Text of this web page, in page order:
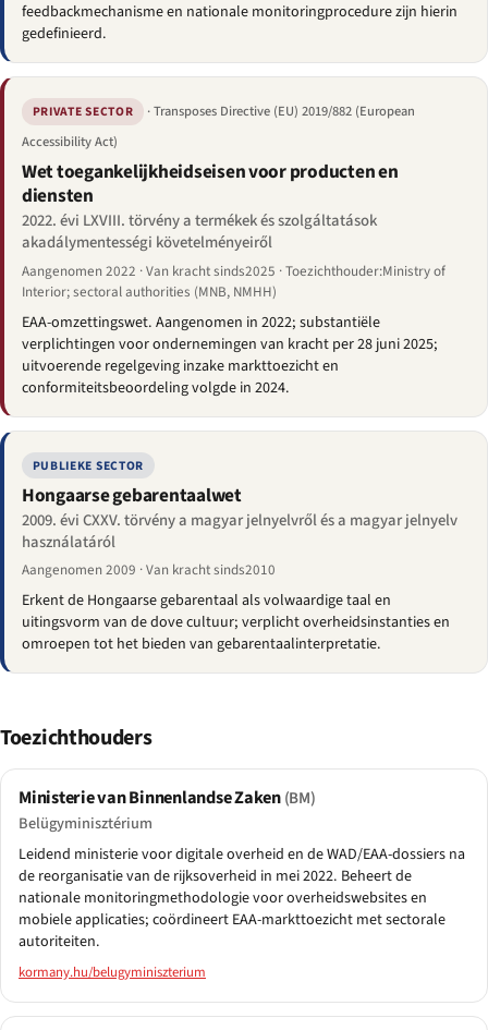
feedbackmechanisme en nationale monitoringprocedure zijn hierin
gedefinieerd.
PRIVATE SECTOR
· Transposes Directive (EU) 2019/882 (European
Accessibility Act)
Wet toegankelijkheidseisen voor producten en
diensten
2022. évi LXVIII. törvény a termékek és szolgáltatások
akadálymentességi követelményeiről
Aangenomen 2022 · Van kracht sinds2025 · Toezichthouder:Ministry of
Interior; sectoral authorities (MNB, NMHH)
EAA-omzettingswet. Aangenomen in 2022; substantiële
verplichtingen voor ondernemingen van kracht per 28 juni 2025;
uitvoerende regelgeving inzake markttoezicht en
conformiteitsbeoordeling volgde in 2024.
PUBLIEKE SECTOR
Hongaarse gebarentaalwet
2009. évi CXXV. törvény a magyar jelnyelvről és a magyar jelnyelv
használatáról
Aangenomen 2009 · Van kracht sinds2010
Erkent de Hongaarse gebarentaal als volwaardige taal en
uitingsvorm van de dove cultuur; verplicht overheidsinstanties en
omroepen tot het bieden van gebarentaalinterpretatie.
Toezichthouders
Ministerie van Binnenlandse Zaken(BM)
Belügyminisztérium
Leidend ministerie voor digitale overheid en de WAD/EAA-dossiers na
de reorganisatie van de rijksoverheid in mei 2022. Beheert de
nationale monitoringmethodologie voor overheidswebsites en
mobiele applicaties; coördineert EAA-markttoezicht met sectorale
autoriteiten.
kormany.hu/belugyminiszterium